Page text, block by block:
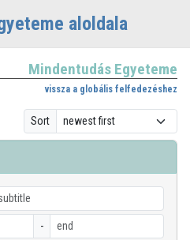
aloldala
Mindentudás Egyeteme
vissza a globális felfedezéshez
Sort
-